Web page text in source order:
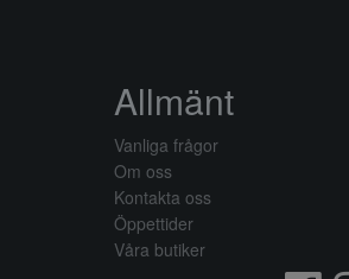
Allmänt
Vanliga frågor
Om oss
Kontakta oss
Öppettider
Våra butiker